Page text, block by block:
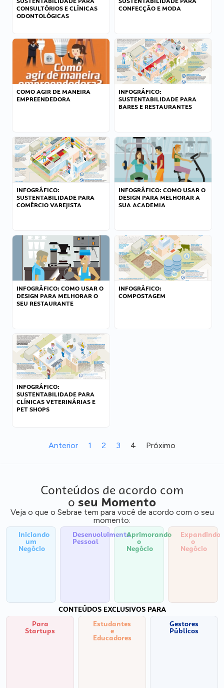
CONSULTÓRIOS E CLÍNICAS
ODONTOLÓGICAS
CONFECÇÃO E MODA
COMO AGIR DE MANEIRA
EMPREENDEDORA
INFOGRÁFICO:
SUSTENTABILIDADE PARA
BARES E RESTAURANTES
INFOGRÁFICO:
SUSTENTABILIDADE PARA
COMÉRCIO VAREJISTA
INFOGRÁFICO: COMO USAR O
DESIGN PARA MELHORAR A
SUA ACADEMIA
INFOGRÁFICO: COMO USAR O
DESIGN PARA MELHORAR O
SEU RESTAURANTE
INFOGRÁFICO:
COMPOSTAGEM
INFOGRÁFICO:
SUSTENTABILIDADE PARA
CLÍNICAS VETERINÁRIAS E
PET SHOPS
Anterior 1 2 3 4 Próximo
Conteúdos de acordo com
o seu Momento
Veja o que o Sebrae tem para você de acordo com o seu
momento:
Iniciando
um
Negócio
Desenvolvimento
Pessoal
Aprimorando
o
Negócio
Expandindo
o
Negócio
CONTEÚDOS EXCLUSIVOS PARA
Para
Startups
Estudantes
e
Educadores
Gestores
Públicos